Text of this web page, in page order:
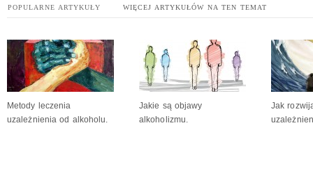
POPULARNE ARTYKUŁY WIĘCEJ ARTYKUŁÓW NA TEN TEMAT
Metody leczenia
uzależnienia od alkoholu.
Jakie są objawy
alkoholizmu.
Jak